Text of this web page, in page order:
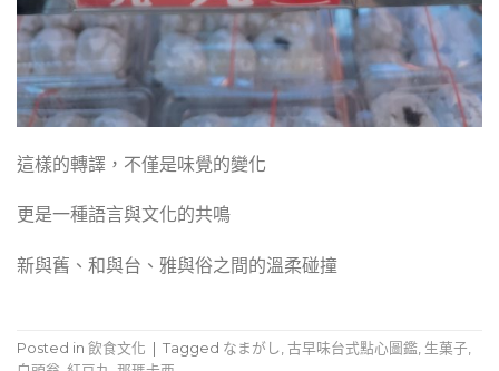
這樣的轉譯，不僅是味覺的變化
更是一種語言與文化的共鳴
新與舊、和與台、雅與俗之間的溫柔碰撞
Posted in 飲食文化 Tagged なまがし , 古早味台式點心圖鑑, 生菓子,